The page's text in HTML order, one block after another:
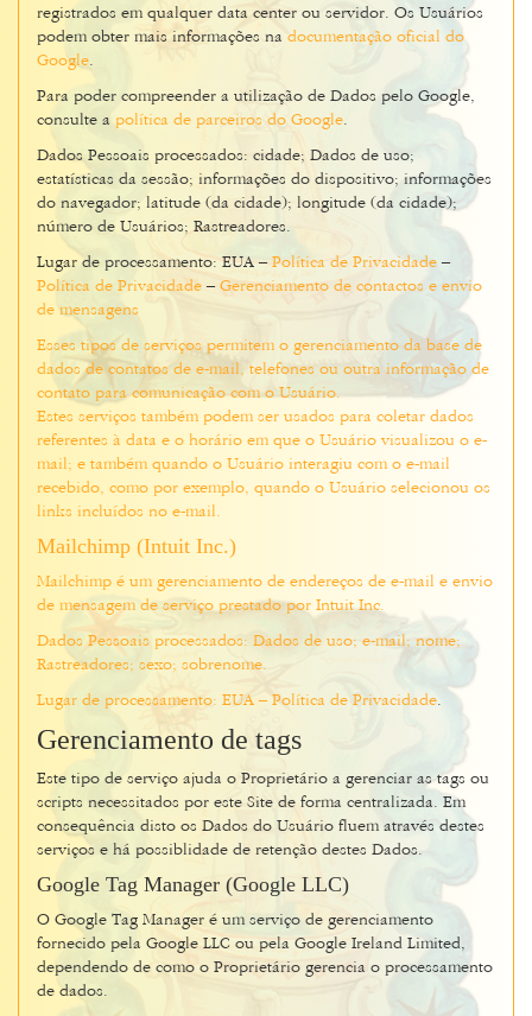
registrados em qualquer data center ou servidor. Os Usuários
podem obter mais informações na documentação oficial do
Google.
Para poder compreender a utilização de Dados pelo Google,
consulte a política de parceiros do Google.
Dados Pessoais processados: cidade; Dados de uso;
estatísticas da sessão; informações do dispositivo; informações
do navegador; latitude (da cidade); longitude (da cidade);
número de Usuários; Rastreadores.
Lugar de processamento: EUA –Política de Privacidade –
Política de Privacidade –Gerenciamento de contactos e envio
de mensagens
Esses tipos de serviços permitem o gerenciamento da base de
dados de contatos de e-mail, telefones ou outra informação de
contato para comunicação com o Usuário.
Estes serviços também podem ser usados para coletar dados
referentes à data e o horário em que o Usuário visualizou o e-
mail; e também quando o Usuário interagiu com o e-mail
recebido, como por exemplo, quando o Usuário selecionou os
links incluídos no e-mail.
Mailchimp (Intuit Inc.)
Mailchimp é um gerenciamento de endereços de e-mail e envio
de mensagem de serviço prestado por Intuit Inc.
Dados Pessoais processados: Dados de uso; e-mail; nome;
Rastreadores; sexo; sobrenome.
Lugar de processamento: EUA – Política de Privacidade.
Gerenciamento de tags
Este tipo de serviço ajuda o Proprietário a gerenciar as tags ou
scripts necessitados por este Site de forma centralizada. Em
consequência disto os Dados do Usuário fluem através destes
serviços e há possiblidade de retenção destes Dados.
Google Tag Manager (Google LLC)
O Google Tag Manager é um serviço de gerenciamento
fornecido pela Google LLC ou pela Google Ireland Limited,
dependendo de como o Proprietário gerencia o processamento
de dados.